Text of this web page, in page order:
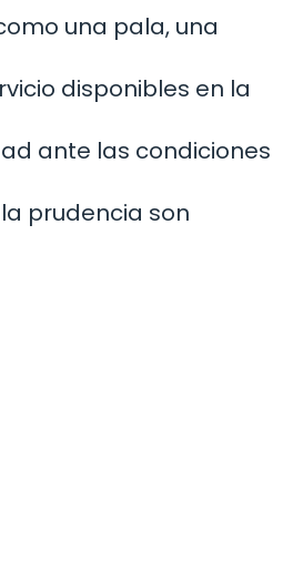
una pala, una
disponibles en la
ante las condiciones
prudencia son